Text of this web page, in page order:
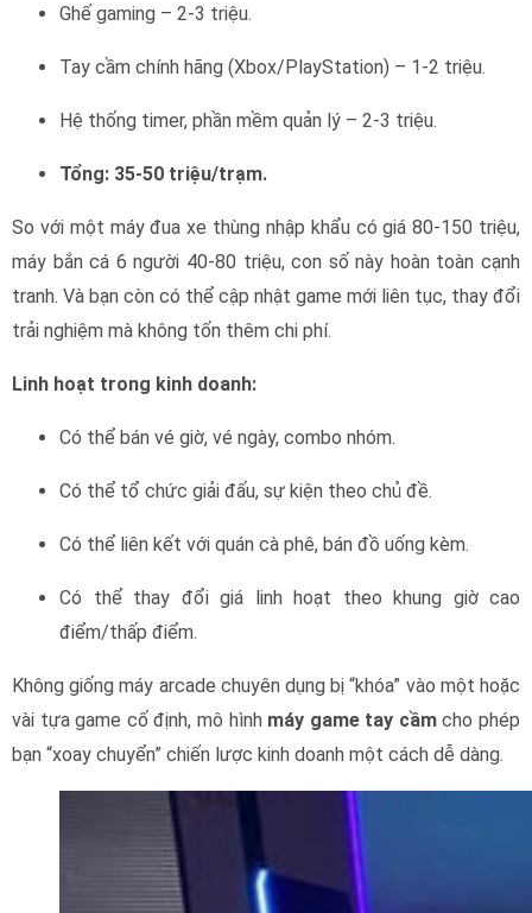
Ghế gaming – 2-3 triệu.
Tay cầm chính hãng (Xbox/PlayStation) – 1-2 triệu.
Hệ thống timer, phần mềm quản lý – 2-3 triệu.
Tổng: 35-50 triệu/trạm.
So với một máy đua xe thùng nhập khẩu có giá 80-150 triệu,
máy bắn cá 6 người 40-80 triệu, con số này hoàn toàn cạnh
tranh. Và bạn còn có thể cập nhật game mới liên tục, thay đổi
trải nghiệm mà không tốn thêm chi phí.
Linh hoạt trong kinh doanh:
Có thể bán vé giờ, vé ngày, combo nhóm.
Có thể tổ chức giải đấu, sự kiện theo chủ đề.
Có thể liên kết với quán cà phê, bán đồ uống kèm.
Có thể thay đổi giá linh hoạt theo khung giờ cao
điểm/thấp điểm.
Không giống máy arcade chuyên dụng bị “khóa” vào một hoặc
vài tựa game cố định, mô hình máy game tay cầmcho phép
bạn “xoay chuyển” chiến lược kinh doanh một cách dễ dàng.